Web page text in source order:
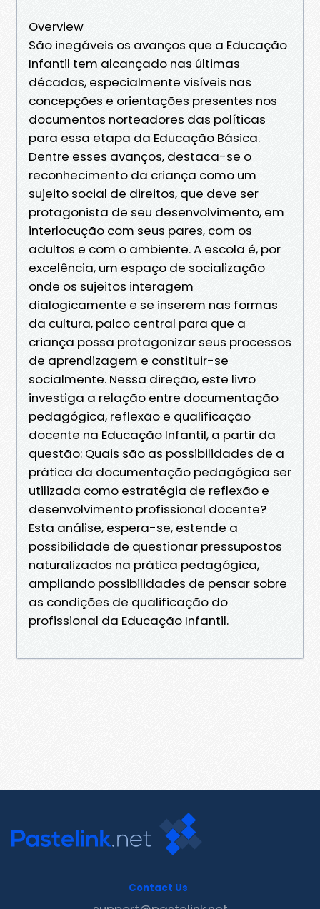
Overview
São inegáveis os avanços que a Educação
Infantil tem alcançado nas últimas
décadas, especialmente visíveis nas
concepções e orientações presentes nos
documentos norteadores das políticas
para essa etapa da Educação Básica.
Dentre esses avanços, destaca-se o
reconhecimento da criança como um
sujeito social de direitos, que deve ser
protagonista de seu desenvolvimento, em
interlocução com seus pares, com os
adultos e com o ambiente. A escola é, por
excelência, um espaço de socialização
onde os sujeitos interagem
dialogicamente e se inserem nas formas
da cultura, palco central para que a
criança possa protagonizar seus processos
de aprendizagem e constituir-se
socialmente. Nessa direção, este livro
investiga a relação entre documentação
pedagógica, reflexão e qualificação
docente na Educação Infantil, a partir da
questão: Quais são as possibilidades de a
prática da documentação pedagógica ser
utilizada como estratégia de reflexão e
desenvolvimento profissional docente?
Esta análise, espera-se, estende a
possibilidade de questionar pressupostos
naturalizados na prática pedagógica,
ampliando possibilidades de pensar sobre
as condições de qualificação do
profissional da Educação Infantil.
Contact Us